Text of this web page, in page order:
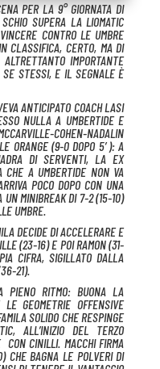
PER LA 9° GIORNATA DI
SUPERA LA LIOMATIC
CONTRO LE UMBRE
CLASSIFICA, CERTO, MA DI
IMPORTANTE
SE STESSI, E IL SEGNALE È
ANTICIPATO COACH LASI
NULLA A UMBERTIDE E
COHEN-NADALIN
ORANGE (9-0 DOPO 5′): A
DI SERVENTI, LA EX
CHE A UMBERTIDE NON VA
POCO DOPO CON UNA
UN MINIBREAK DI 7-2 (15-10)
UMBRE.
DECIDE DI ACCELERARE E
(23-16) E POI RAMON (31-
CIFRA, SIGILLATO DALLA
21).
PIENO RITMO: BUONA LA
GEOMETRIE OFFENSIVE
SOLIDO CHE RESPINGE
ALL’INIZIO DEL TERZO
CON CINILLI. MACCHI FIRMA
CHE BAGNA LE POLVERI DI